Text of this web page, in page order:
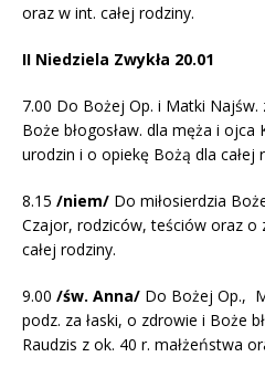
oraz w int. całej rodziny.
II Niedziela Zwykła 20.01
7.00 Do Bożej Op. i Matki Najśw.
Boże błogosław. dla męża i ojca
urodzin i o opiekę Bożą dla całej
8.15 /niem/ Do miłosierdzia
Czajor, rodziców, teściów oraz o
całej rodziny.
9.00 /św. Anna/ Do Bożej Op.,
podz. za łaski, o zdrowie i Boże
Raudzis z ok. 40 r. małżeństwa